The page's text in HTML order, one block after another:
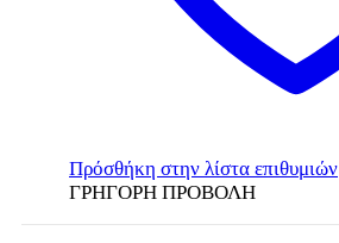
Πρόσθήκη στην λίστα επιθυμιών
ΓΡΗΓΟΡΗ ΠΡΟΒΟΛΗ